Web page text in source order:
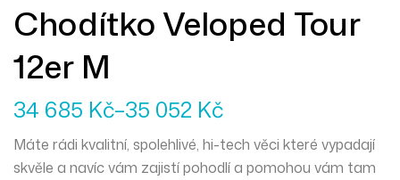
Chodítko Veloped Tour
12er M
34 685 Kč–35 052 Kč
Máte rádi kvalitní, spolehlivé, hi-tech věci které vypadají
skvěle a navíc vám zajistí pohodlí a pomohou vám tam